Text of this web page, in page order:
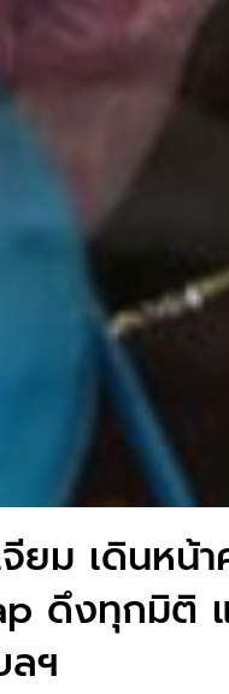
ยม เดินหน้
ดึงทุกมิติ
ฯ